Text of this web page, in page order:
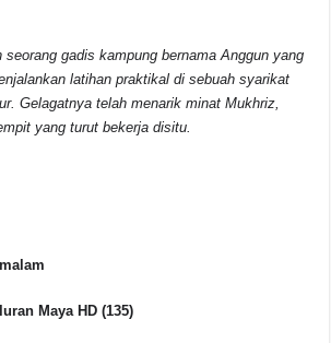
seorang gadis kampung bernama Anggun yang
latihan praktikal di sebuah syarikat
Gelagatnya telah menarik minat Mukhriz,
yang turut bekerja disitu.
Maya HD (135)